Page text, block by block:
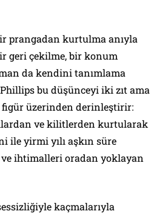
prangadan kurtulma anıyla
geri çekilme, bir konum
da kendini tanımlama
bu düşünceyi iki zıt ama
üzerinden derinleştirir:
ve kilitlerden kurtularak
ile yirmi yılı aşkın süre
ihtimalleri oradan yoklayan
kaçmalarıyla